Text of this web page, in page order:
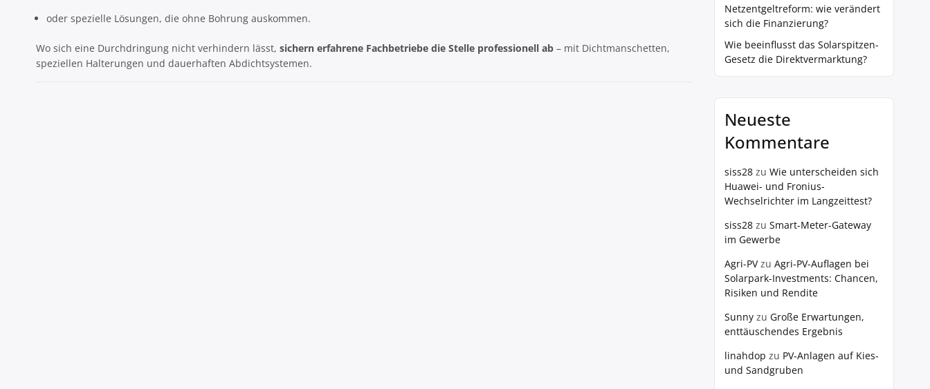
oder spezielle Lösungen, die ohne Bohrung auskommen.
Wo sich eine Durchdringung nicht verhindern lässt, sichern erfahrene Fachbetriebe die Stelle professionell ab – mit Dichtmanschetten,
speziellen Halterungen und dauerhaften Abdichtsystemen.
Netzentgeltreform: wie verändert
sich die Finanzierung?
Wie beeinflusst das Solarspitzen-
Gesetz die Direktvermarktung?
Neueste
Kommentare
siss28 zu Wie unterscheiden sich
Huawei- und Fronius-
Wechselrichter im Langzeittest?
siss28 zu Smart-Meter-Gateway
im Gewerbe
Agri-PVzu Agri-PV-Auflagen bei
Solarpark-Investments: Chancen,
Risiken und Rendite
Sunny zu Große Erwartungen,
enttäuschendes Ergebnis
linahdop zu PV‑Anlagen auf Kies-
und Sandgruben